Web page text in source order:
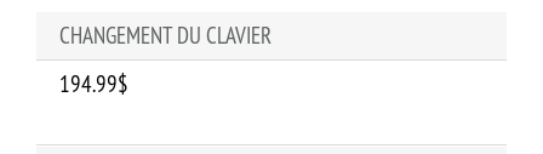
CHANGEMENT DU CLAVIER
194.99$